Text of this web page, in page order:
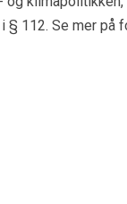
112. Se mer på